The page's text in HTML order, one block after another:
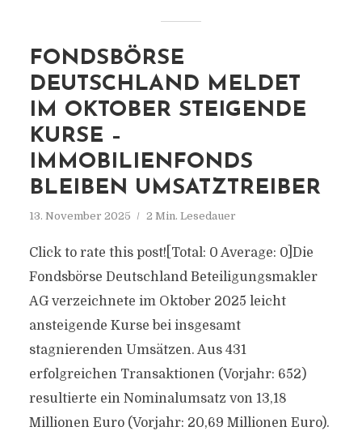
FONDSBÖRSE
DEUTSCHLAND MELDET
IM OKTOBER STEIGENDE
KURSE –
IMMOBILIENFONDS
BLEIBEN UMSATZTREIBER
13. November 2025 2 Min. Lesedauer
Click to rate this post![Total: 0 Average: 0]Die
Fondsbörse Deutschland Beteiligungsmakler
AG verzeichnete im Oktober 2025 leicht
ansteigende Kurse bei insgesamt
stagnierenden Umsätzen. Aus 431
erfolgreichen Transaktionen (Vorjahr: 652)
resultierte ein Nominalumsatz von 13,18
Millionen Euro (Vorjahr: 20,69 Millionen Euro).